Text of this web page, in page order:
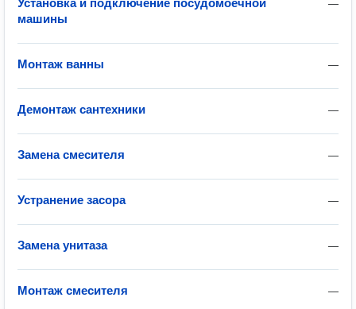
—
Установка и подключение посудомоечной
машины
—
Монтаж ванны
—
Демонтаж сантехники
—
Замена смесителя
—
Устранение засора
—
Замена унитаза
—
Монтаж смесителя